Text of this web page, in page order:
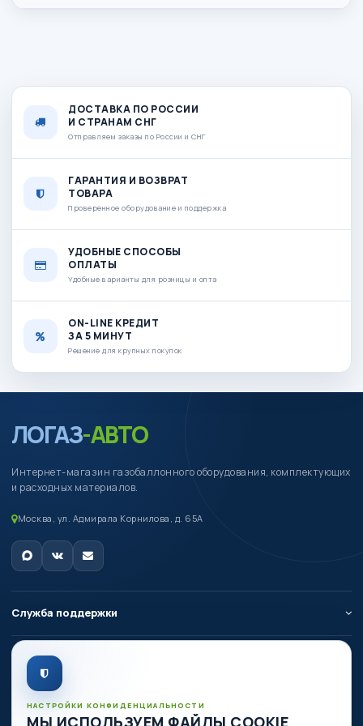
ДОСТАВКА ПО РОССИИ
И СТРАНАМ СНГ
Отправляем заказы по России и СНГ
ГАРАНТИЯ И ВОЗВРАТ
ТОВАРА
Проверенное оборудование и поддержка
УДОБНЫЕ СПОСОБЫ
ОПЛАТЫ
Удобные варианты для розницы и опта
ON-LINE КРЕДИТ
ЗА 5 МИНУТ
Решение для крупных покупок
ЛОГАЗ-АВТО
Интернет-магазин газобаллонного оборудования, комплектующих
и расходных материалов.
Москва, ул. Адмирала Корнилова, д. 65А
Служба поддержки
О компании
Личный кабинет
НАСТРОЙКИ КОНФИДЕНЦИАЛЬНОСТИ
МЫ ИСПОЛЬЗУЕМ ФАЙЛЫ COOKIE